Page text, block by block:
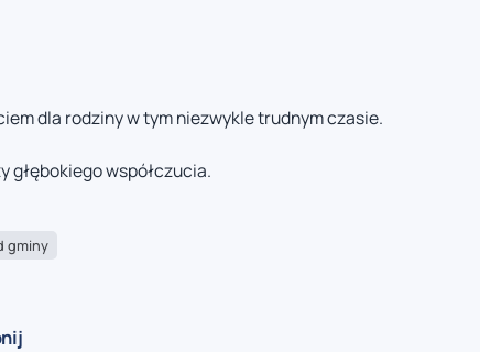
dla rodziny w tym niezwykle trudnym czasie.
głębokiego współczucia.
gminy